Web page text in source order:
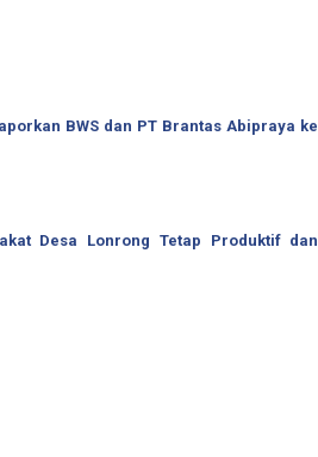
BWS dan PT Brantas Abipraya ke
Desa Lonrong Tetap Produktif dan